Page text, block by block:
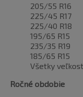
205/55 R16
225/45 R17
225/40 R18
195/65 R15
235/35 R19
185/65 R15
Všetky
Ročné obdobie